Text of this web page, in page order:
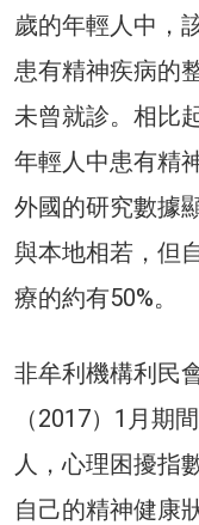
歲的年輕人中，
患有精神疾病的
未曾就診。相比
年輕人中患有精
外國的研究數據
與本地相若，但
療的約有50%。
非牟利機構利民
（2017）1月期
人，心理困擾指
自己的精神健康